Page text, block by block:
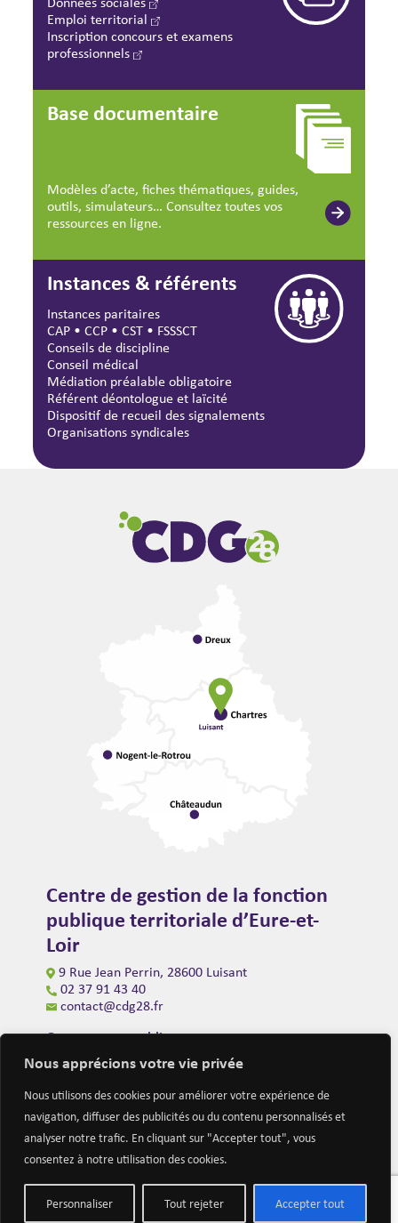
Nous apprécions votre vie privée
Nous utilisons des cookies pour améliorer votre expérience de
navigation, diffuser des publicités ou du contenu personnalisés et
analyser notre trafic. En cliquant sur "Accepter tout", vous
consentez à notre utilisation des cookies.
Personnaliser Tout rejeter Accepter tout
Emploi territorial
Inscription concours et examens
professionnels
Base documentaire
Modèles d’acte, fiches thématiques, guides,
outils, simulateurs… Consultez toutes vos
ressources en ligne.
Instances & référents
Instances paritaires
CAP •CCP •CST • FSSSCT
Conseils de discipline
Conseil médical
Médiation préalable obligatoire
Référent déontologue et laïcité
Dispositif de recueil des signalements
Organisations syndicales
Centre de gestion de la fonction
publique territoriale d’Eure-et-
Loir
9 Rue Jean Perrin, 28600 Luisant
02 37 91 43 40
contact@cdg28.fr
Ouverture au public
du lundi au vendredi de 9h00 à 12h00
et de 14h00 à 16h30
(fermeture à 16h00 le vendredi)
Mentions légales Nous contacter Actualités